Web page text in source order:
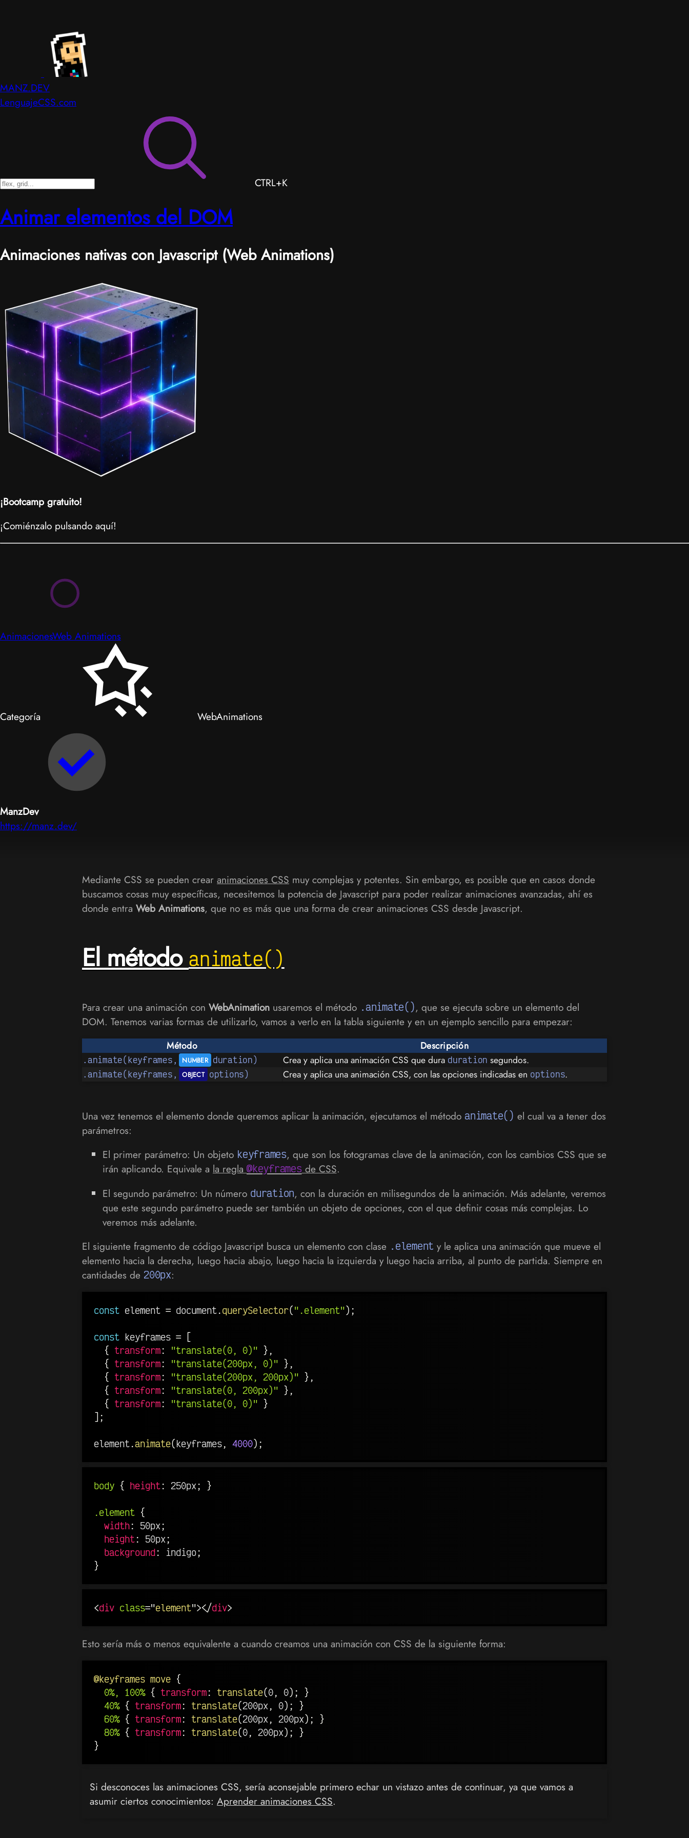
MANZ.DEV
LenguajeCSS.com
CTRL+K
Animar elementos del DOM
Animaciones nativas con Javascript (Web Animations)
¡Bootcamp gratuito!
¡Comiénzalo pulsando aquí!
AnimacionesWeb Animations
Categoría WebAnimations
ManzDev
https://manz.dev/
Mediante CSS se pueden crear animaciones CSS muy complejas y potentes. Sin embargo, es posible que en casos donde
buscamos cosas muy específicas, necesitemos la potencia de Javascript para poder realizar animaciones avanzadas, ahí es
donde entra Web Animations, que no es más que una forma de crear animaciones CSS desde Javascript.
El métodoanimate()
Para crear una animación con WebAnimation usaremos el método .animate(), que se ejecuta sobre un elemento del
DOM. Tenemos varias formas de utilizarlo, vamos a verlo en la tabla siguiente y en un ejemplo sencillo para empezar:
Método Descripción
.animate(keyframes, duration) Crea y aplica una animación CSS que dura duration segundos.
.animate(keyframes, options) Crea y aplica una animación CSS, con las opciones indicadas en options.
Una vez tenemos el elemento donde queremos aplicar la animación, ejecutamos el método animate() el cual va a tener dos
parámetros:
El primer parámetro: Un objeto keyframes, que son los fotogramas clave de la animación, con los cambios CSS que se
irán aplicando. Equivale a la regla @keyframesde CSS.
El segundo parámetro: Un número duration, con la duración en milisegundos de la animación. Más adelante, veremos
que este segundo parámetro puede ser también un objeto de opciones, con el que definir cosas más complejas. Lo
veremos más adelante.
El siguiente fragmento de código Javascript busca un elemento con clase .element y le aplica una animación que mueve el
elemento hacia la derecha, luego hacia abajo, luego hacia la izquierda y luego hacia arriba, al punto de partida. Siempre en
cantidades de 200px:
const element = document.querySelector(".element") ;
const keyframes =
[
{ transform: "translate(0, 0)" } ,
{ transform: "translate(200px, 0)" } ,
{ transform: "translate(200px, 200px)" } ,
{ transform: "translate(0, 200px)" } ,
{ transform: "translate(0, 0)" }
] ;
element.animate(keyframes, 4000) ;
body { height: 250px; }
.element {
width: 50px;
height: 50px;
background: indigo;
}
<div class="element"></div>
Esto sería más o menos equivalente a cuando creamos una animación con CSS de la siguiente forma:
@keyframes move {
0%, 100% { transform: translate(0, 0) ;
}
40% { transform: translate(200px, 0) ;
}
60% { transform: translate(200px, 200px) ;
}
80% { transform: translate(0, 200px) ;
}
}
Si desconoces las animaciones CSS, sería aconsejable primero echar un vistazo antes de continuar, ya que vamos a
asumir ciertos conocimientos: Aprender animaciones CSS.